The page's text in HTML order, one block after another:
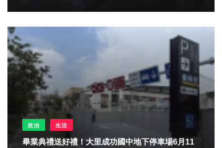
政治 生活
畢業典禮送好禮！大里成功國中地下停車場6月11